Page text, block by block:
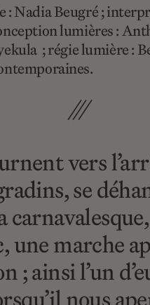
: Nadia Beugré ;
lumières :
; régie lumière
///
vers
se
marche
; ainsi l’un